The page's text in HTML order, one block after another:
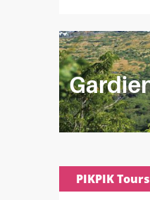
PIKPIK Tours